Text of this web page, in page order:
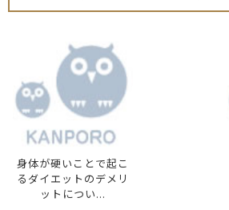
身体が硬いことで起こ
るダイエットのデメリ
ットについ...